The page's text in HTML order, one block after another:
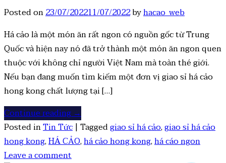
Posted on23/07/202211/07/2022byhacao_web
Há cảo là một món ăn rất ngon có nguồn gốc từ Trung
Quốc và hiện nay nó đã trở thành một món ăn ngon quen
thuộc với không chỉ người Việt Nam mà toàn thé giới.
Nếu bạn đang muốn tìm kiếm một đơn vị giao sỉ há cảo
hong kong chất lượng tại […]
Continue reading→
Posted inTin Tức | Taggedgiao sỉ há cảo,giao sỉ há cảo
hong kong,HÁ CẢO,há cảo hong kong,há cáo ngon
Leave a comment